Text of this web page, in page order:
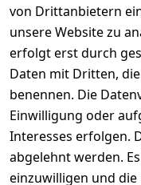
Kukicha -
gerösteter
Teebeutel
von Drittanbietern
unsere Website zu
erfolgt erst durch
Daten mit Dritten,
benennen. Die
Einwilligung oder
Interesses erfolgen.
abgelehnt werden.
einzuwilligen und